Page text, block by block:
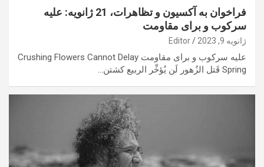
فراخوان به آکسیون و تظاهرات، 21 ژانویه: علیه
سرکوب و برای مقاومت
ژانویه 9, 2023 Editor
علیه سرکوب و برای مقاومت Crushing Flowers Cannot Delay
Spring قَتل الزُهور لَن يُؤخِّر الربيع کشتن…